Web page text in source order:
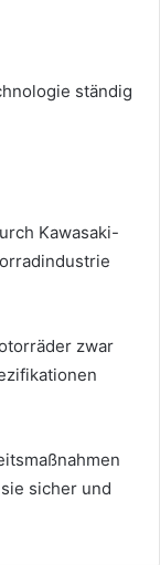
ständig
Kawasaki-
zwar
sicher und